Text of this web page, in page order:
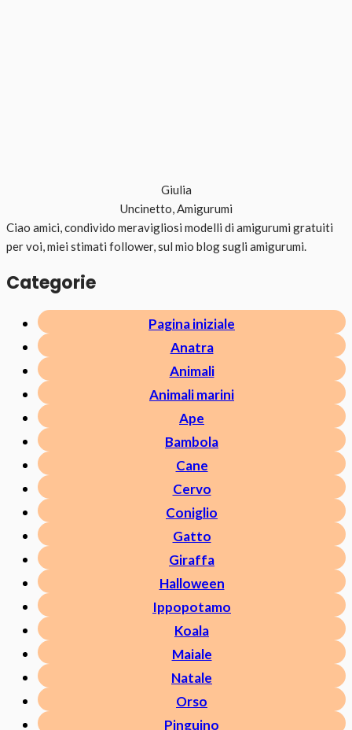
Giulia
Uncinetto, Amigurumi
Ciao amici, condivido meravigliosi modelli di amigurumi gratuiti
per voi, miei stimati follower, sul mio blog sugli amigurumi.
Categorie
Pagina iniziale
Anatra
Animali
Animali marini
Ape
Bambola
Cane
Cervo
Coniglio
Gatto
Giraffa
Halloween
Ippopotamo
Koala
Maiale
Natale
Orso
Pinguino